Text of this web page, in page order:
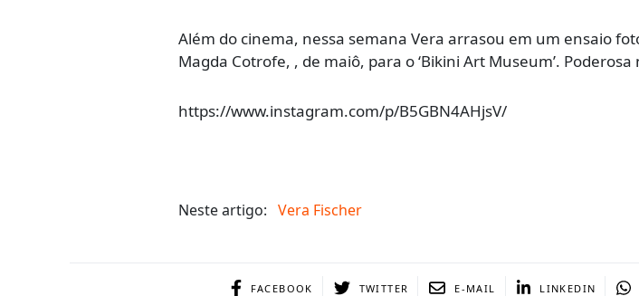
Além do cinema, nessa semana Vera arrasou em um ensaio
Magda Cotrofe, , de maiô, para o ‘Bikini Art Museum’.
https://www.instagram.com/p/B5GBN4AHjsV/
Neste artigo: Vera Fischer
FACEBOOK TWITTER E-MAIL LINKEDIN